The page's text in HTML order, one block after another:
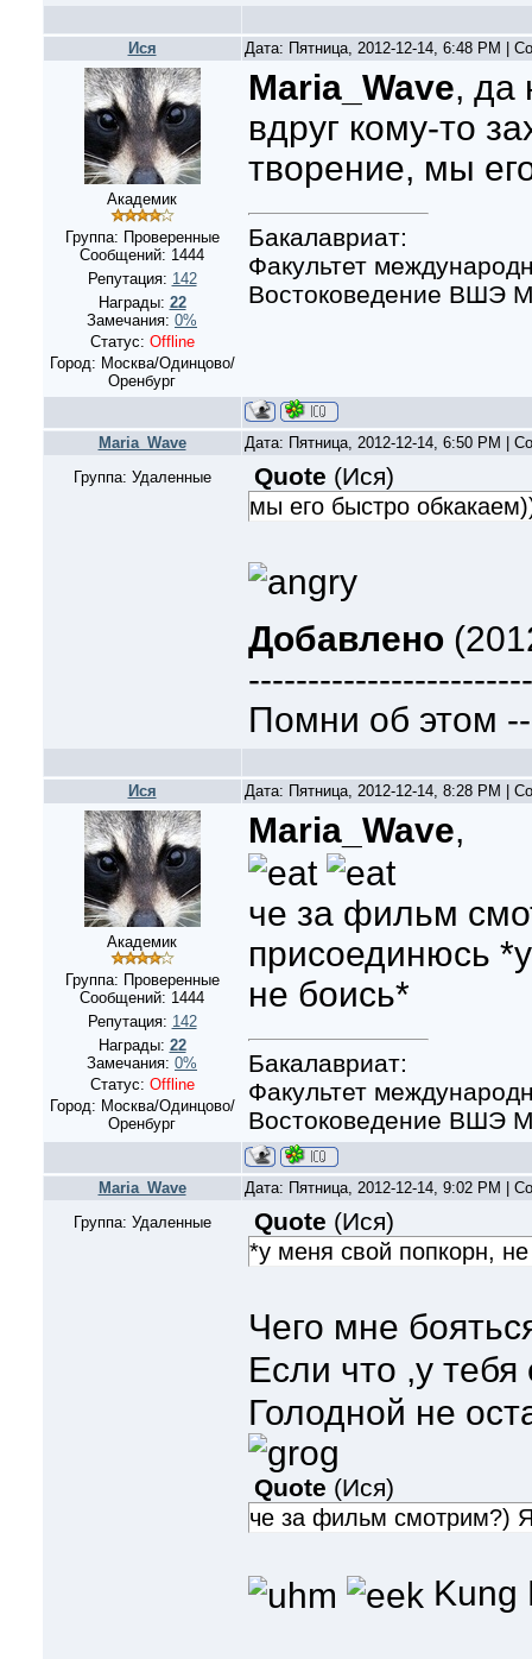
Ися Дата: Пятница, 2012-12-14, 6:48 PM |
Академик
Группа: Проверенные
Сообщений: 1444
Репутация: 142
Награды: 22
Замечания: 0%
Статус: Offline
Город: Москва/Одинцово/
Оренбург
Maria_Wave, да
вдруг кому-то
творение, мы
Бакалавриат:
Факультет
Востоковедение ВШЭ
Maria_Wave
Дата: Пятница, 2012-12-14, 6:50 PM |
Группа: Удаленные
Quote (Ися)
мы его быстро
Добавлено
Помни об этом
Ися Дата: Пятница, 2012-12-14, 8:28 PM |
Академик
Группа: Проверенные
Сообщений: 1444
Репутация: 142
Награды: 22
Замечания: 0%
Статус: Offline
Город: Москва/Одинцово/
Оренбург
Maria_Wave,
че за фильм
присоединюсь
не боись*
Бакалавриат:
Факультет
Востоковедение ВШЭ
Maria_Wave
Дата: Пятница, 2012-12-14, 9:02 PM |
Группа: Удаленные
Quote (Ися)
*у меня свой попкорн,
Чего мне
Если что ,у
Голодной не
Quote (Ися)
че за фильм смотрим?)
Kung